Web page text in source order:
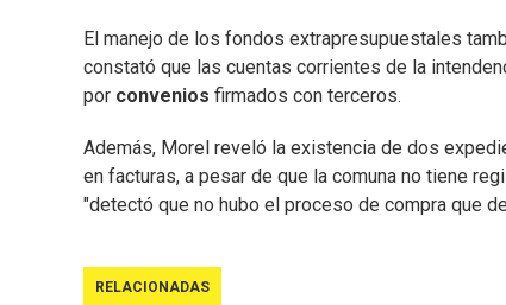
El manejo de los fondos extrapresupuestales
constató que las cuentas corrientes de la
por convenios firmados con terceros.
Además, Morel reveló la existencia de dos
en facturas, a pesar de que la comuna no tiene
"detectó que no hubo el proceso de compra que
RELACIONADAS